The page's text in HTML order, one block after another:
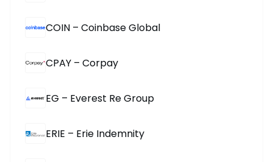
COIN – Coinbase Global
CPAY – Corpay
EG – Everest Re Group
ERIE – Erie Indemnity